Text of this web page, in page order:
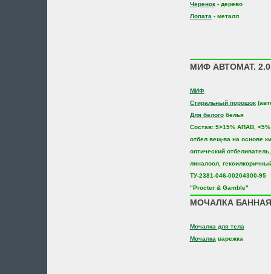
Черенок- дерево
Лопата - металл
МИФ АВТОМАТ.
МИФ
Стиральный порошок
Для белогобелья
Состав: 5>15% АПАВ,
отбел вещ-ва на основе
оптический
линалоол,
ТУ-2381-046-00204300-95
"Procter & Gamble"
МОЧАЛКА БАННАЯ
Мочалка для тела
Мочалка варежка